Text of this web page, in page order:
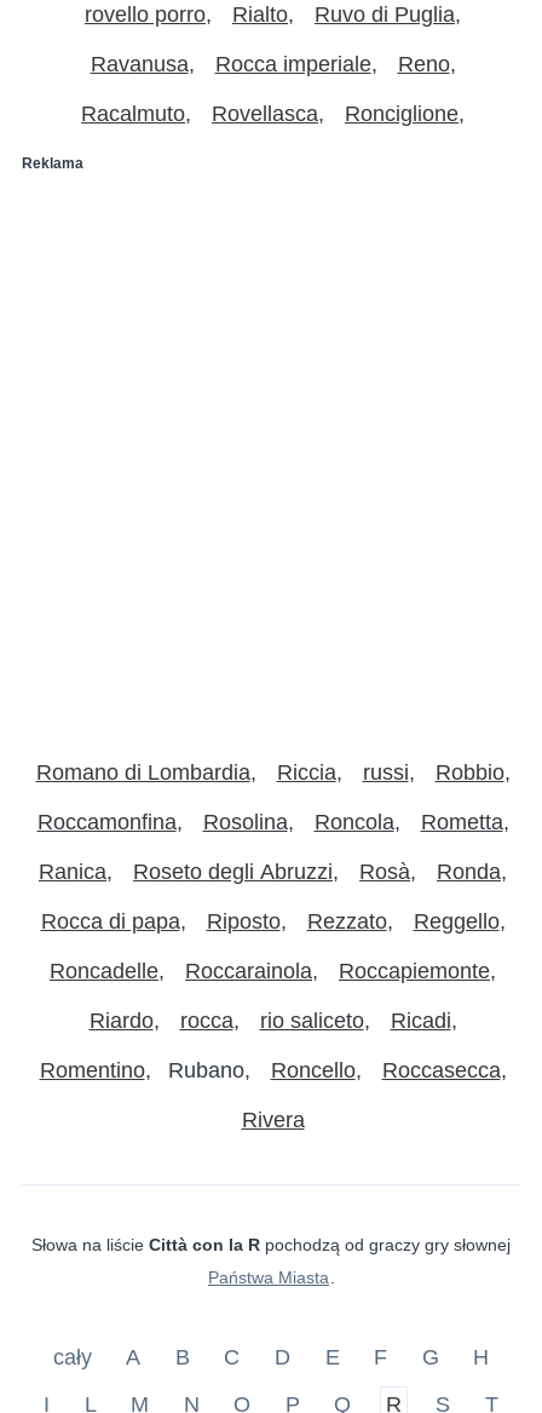
rovello porro Rialto Ruvo di Puglia
Ravanusa Rocca imperiale Reno
Racalmuto Rovellasca Ronciglione
Reklama
Romano di Lombardia Riccia russi Robbio
Roccamonfina Rosolina Roncola Rometta
Ranica Roseto degli Abruzzi Rosà Ronda
Rocca di papa Riposto Rezzato Reggello
Roncadelle Roccarainola Roccapiemonte
Riardo rocca rio saliceto Ricadi
Romentino Rubano Roncello Roccasecca
Rivera
Słowa na liście Città con la R pochodzą od graczy gry słownej
Państwa Miasta
cały A B C D E F G
H
I
L M N O P Q R S T